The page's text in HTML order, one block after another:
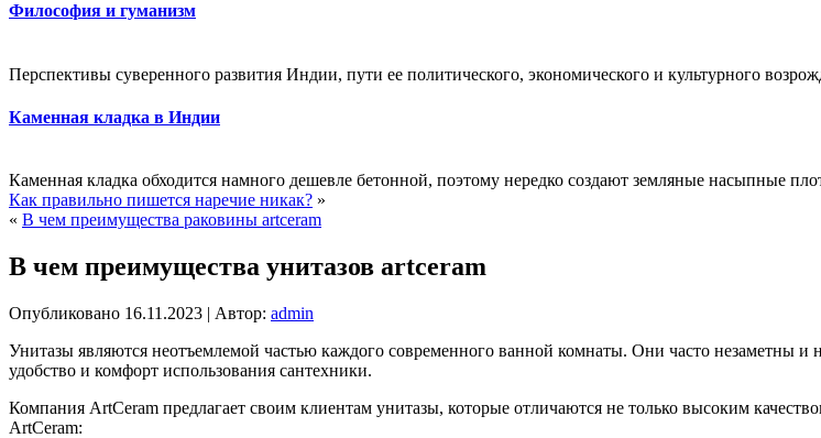
Философия и гуманизм
Перспективы суверенного развития Индии, пути ее политического, экономического и культурного
Каменная кладка в Индии
Каменная кладка обходится намного дешевле бетонной, поэтому нередко создают земляные насыпные
Как правильно пишется наречие никак? »
« В чем преимущества раковины artceram
В чем преимущества унитазов artceram
Опубликовано 16.11.2023 | Автор: admin
Унитазы являются неотъемлемой частью каждого современного ванной комнаты. Они часто незаметны
удобство и комфорт использования сантехники.
Компания ArtCeram предлагает своим клиентам унитазы, которые отличаются не только высоким
ArtCeram: